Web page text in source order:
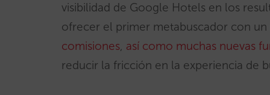
visibilidad de Google Hotels en los
ofrecer el primer metabuscador con un
comisiones, así como muchas nuevas
reducir la fricción en la experiencia de